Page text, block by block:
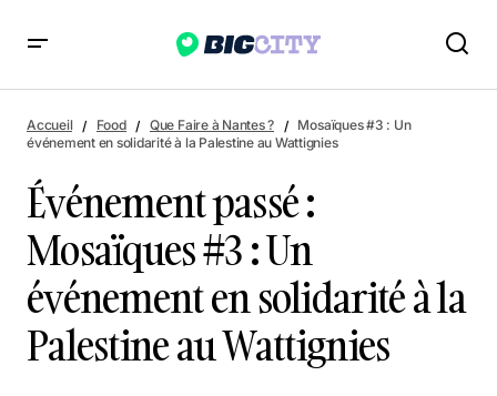
solidarité à la Palestine au Wattignies
Accueil Food Que Faire à Nantes ?
Mosaïques #3 : Un
événement en solidarité à la Palestine au Wattignies
Événement passé :
Mosaïques #3 : Un
événement en solidarité à la
Palestine au Wattignies